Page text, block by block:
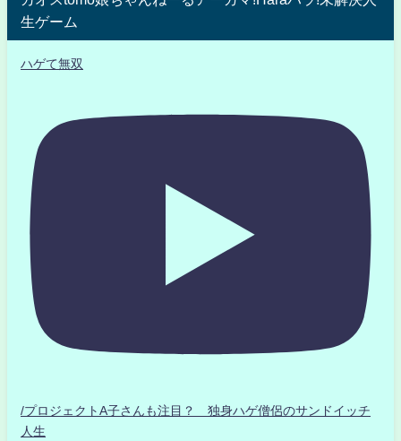
生ゲーム
ハゲて無双
/プロジェクトA子さんも注目？ 独身ハゲ僧侶のサンドイッチ
人生